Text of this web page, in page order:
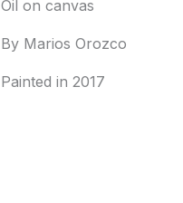
Oil on canvas
By Marios Orozco
Painted in 2017